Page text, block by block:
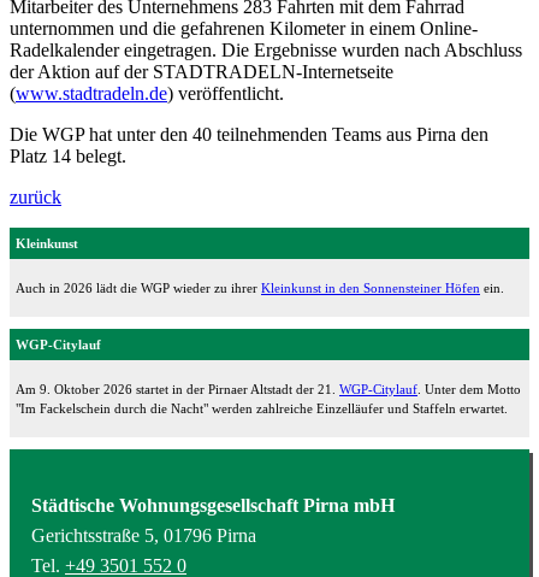
Mitarbeiter des Unternehmens 283 Fahrten mit dem Fahrrad
unternommen und die gefahrenen Kilometer in einem Online-
Radelkalender eingetragen. Die Ergebnisse wurden nach Abschluss
der Aktion auf der STADTRADELN-Internetseite
(www.stadtradeln.de) veröffentlicht.
Die WGP hat unter den 40 teilnehmenden Teams aus Pirna den
Platz 14 belegt.
zurück
Kleinkunst
Auch in 2026 lädt die WGP wieder zu ihrer Kleinkunst in den Sonnensteiner Höfen ein.
WGP-Citylauf
Am 9. Oktober 2026 startet in der Pirnaer Altstadt der 21. WGP-Citylauf . Unter dem Motto
"Im Fackelschein durch die Nacht" werden zahlreiche Einzelläufer und Staffeln erwartet.
Städtische Wohnungsgesellschaft Pirna mbH
Gerichtsstraße 5, 01796 Pirna
Tel. +49 3501 552 0